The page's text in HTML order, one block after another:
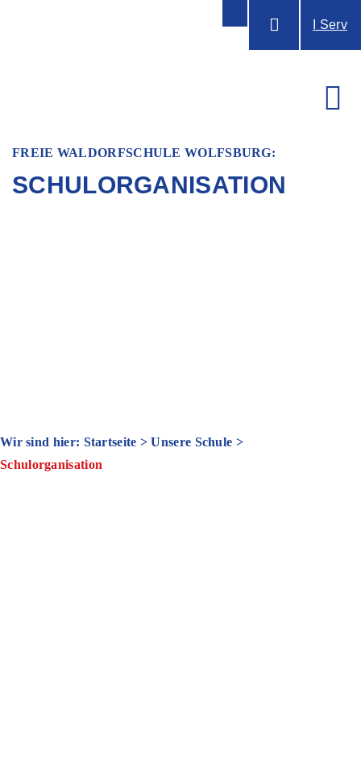
I Serv
FREIE WALDORFSCHULE WOLFSBURG:
SCHULORGANISATION
Wir sind hier: Startseite >Unsere Schule >
Schulorganisation